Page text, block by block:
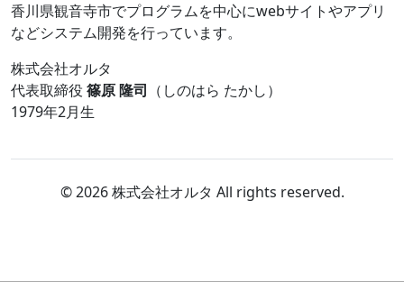
香川県観音寺市でプログラムを中心にwebサイトやアプリ
などシステム開発を行っています。
株式会社オルタ
代表取締役 篠原 隆司 （しのはら たかし）
1979年2月生
© 2026 株式会社オルタ All rights reserved.